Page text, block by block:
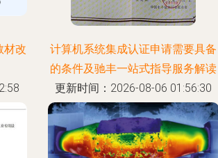
材改
计算机系统集成认证申请需要具备
的条件及驰丰一站式指导服务解读
更新时间：2026-08-06 01:56:30